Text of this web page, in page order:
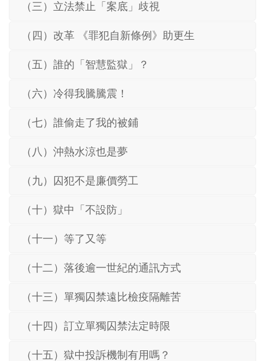
（三）立法禁止「案底」歧視
（四）改革 《罪犯自新條例》助更生
（五）誰的「智慧監獄」？
（六）冷得我騰騰震！
（七）誰偷走了我的被鋪
（八）沖熱水涼也是夢
（九）囚犯不是廉價勞工
（十）獄中「不設防」
（十一）等了又等
（十二）落後逾一世紀的通訊方式
（十三）單獨囚禁遠比檢疫隔離苦
（十四）訂立單獨囚禁法定時限
（十五）獄中投訴機制有用嗎？